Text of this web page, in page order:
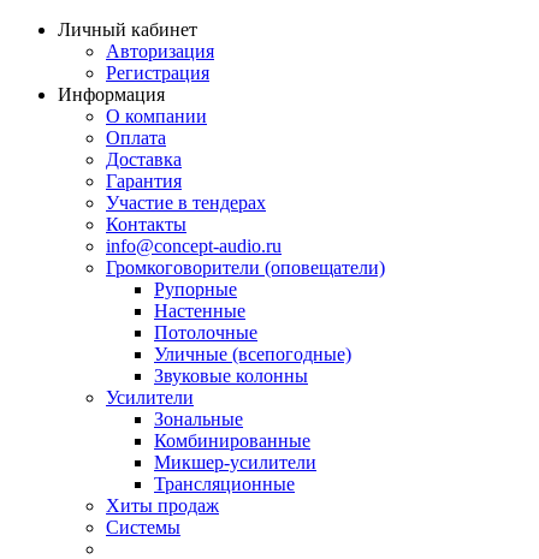
Личный кабинет
Авторизация
Регистрация
Информация
О компании
Оплата
Доставка
Гарантия
Участие в тендерах
Контакты
info@concept-audio.ru
Громкоговорители (оповещатели)
Рупорные
Настенные
Потолочные
Уличные (всепогодные)
Звуковые колонны
Усилители
Зональные
Комбинированные
Микшер-усилители
Трансляционные
Хиты продаж
Системы